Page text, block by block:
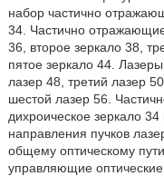
набор частично
34. Частично
36, второе зеркало 38,
пятое зеркало 44.
лазер 48, третий лазер
шестой лазер 56.
дихроическое зеркало
направления пучков
общему оптическому
управляющие